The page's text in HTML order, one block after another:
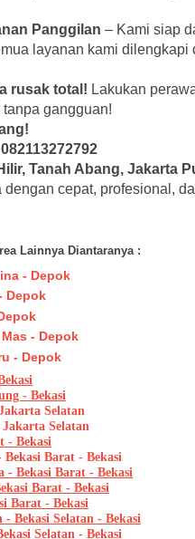
Panggilan – Kami siap
layanan kami dilengkapi
rusak total! Lakukan
gangguan!
Tanah Abang, Jakarta
cepat, profesional,
Lainnya Diantaranya :
- Depok
Depok
- Depok
- Depok
- Bekasi
Selatan
Selatan
- Bekasi
Barat - Bekasi
- Bekasi Barat - Bekasi
Barat - Bekasi
Barat - Bekasi
- Bekasi Selatan - Bekasi
Selatan - Bekasi